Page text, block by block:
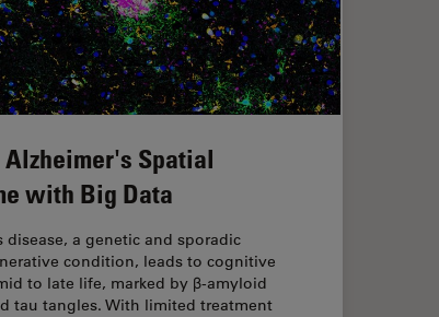
Alzheimer's Spatial
with Big Data
disease, a genetic and sporadic
condition, leads to cognitive
to late life, marked by β-amyloid
tau tangles. With limited treatment